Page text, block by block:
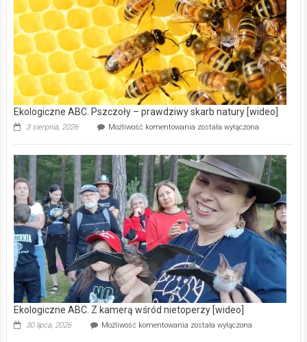
ponad
15,6
mln
na
modernizację
oczyszczalni
ścieków
[wideo]
Ekologiczne ABC. Pszczoły – prawdziwy skarb natury [wideo]
3 sierpnia, 2026 Możliwość komentowania Ekologiczne
–
prawdziwy
skarb
natury
[wideo]
została wyłączona
Ekologiczne ABC. Z kamerą wśród nietoperzy [wideo]
30 lipca, 2026 Możliwość komentowania Ekologiczne
została wyłączona